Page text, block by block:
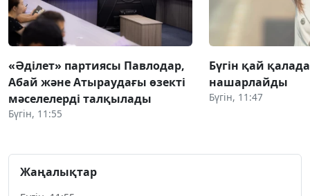
«Әділет» партиясы Павлодар,
Абай және Атыраудағы өзекті
мәселелерді талқылады
Бүгін, 11:55
Бүгін қай
нашарлайды
Бүгін, 11:47
Жаңалықтар